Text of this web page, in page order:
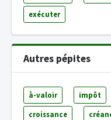
exécuter
Autres pépites
à-valoir impôt
croissance